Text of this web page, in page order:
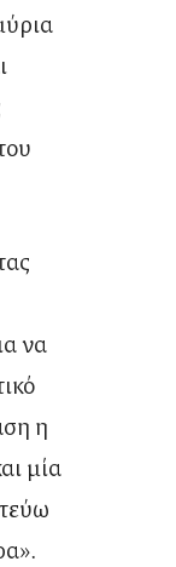
να
η
μία